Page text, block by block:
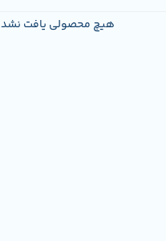
هیچ محصولی یافت نشد